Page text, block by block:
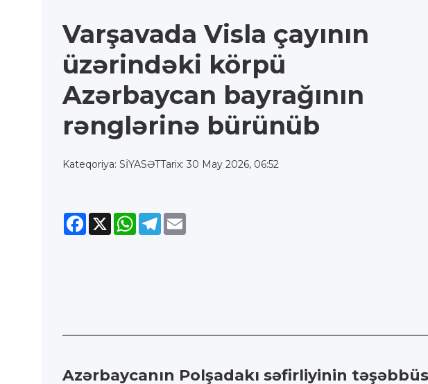
Varşavada Visla çayının
üzərindəki körpü
Azərbaycan bayrağının
rənglərinə bürünüb
Kateqoriya: SİYASƏTTarix: 30 May 2026, 06:52
Facebook
X WhatsApp
Telegram
Azərbaycanın Polşadakı səfirliyinin